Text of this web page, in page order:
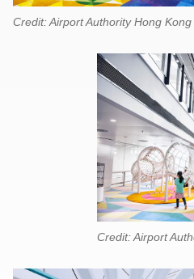
Credit: Airport Authority Hong Kong
Credit: Airport